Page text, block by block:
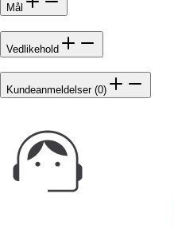
Mål
Vedlikehold
Kundeanmeldelser (0)